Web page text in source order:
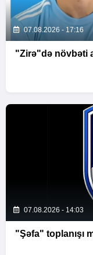
07.08.2026 - 17:16
"Zirə"də növbəti
07.08.2026 - 14:03
"Şəfa" toplanışı